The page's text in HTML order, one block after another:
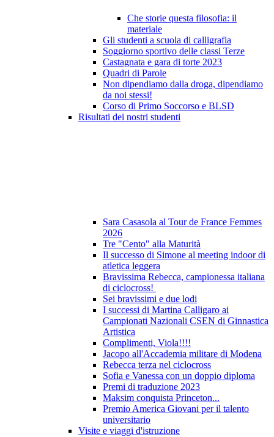
Che storie questa filosofia: il
materiale
Gli studenti a scuola di calligrafia
Soggiorno sportivo delle classi Terze
Castagnata e gara di torte 2023
Quadri di Parole
Non dipendiamo dalla droga, dipendiamo
da noi stessi!
Corso di Primo Soccorso e BLSD
Risultati dei nostri studenti
Sara Casasola al Tour de France Femmes
2026
Tre "Cento" alla Maturità
Il successo di Simone al meeting indoor di
atletica leggera
Bravissima Rebecca, campionessa italiana
di ciclocross!
Sei bravissimi e due lodi
I successi di Martina Calligaro ai
Campionati Nazionali CSEN di Ginnastica
Artistica
Complimenti, Viola!!!!
Jacopo all'Accademia militare di Modena
Rebecca terza nel ciclocross
Sofia e Vanessa con un doppio diploma
Premi di traduzione 2023
Maksim conquista Princeton...
Premio America Giovani per il talento
universitario
Visite e viaggi d'istruzione